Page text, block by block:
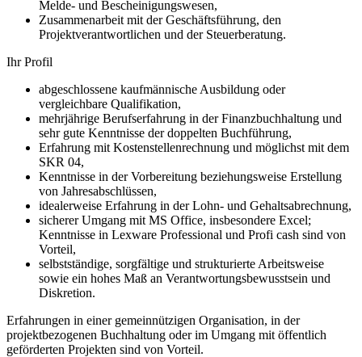
Melde- und Bescheinigungswesen,
Zusammenarbeit mit der Geschäftsführung, den
Projektverantwortlichen und der Steuerberatung.
Ihr Profil
abgeschlossene kaufmännische Ausbildung oder
vergleichbare Qualifikation,
mehrjährige Berufserfahrung in der Finanzbuchhaltung und
sehr gute Kenntnisse der doppelten Buchführung,
Erfahrung mit Kostenstellenrechnung und möglichst mit dem
SKR 04,
Kenntnisse in der Vorbereitung beziehungsweise Erstellung
von Jahresabschlüssen,
idealerweise Erfahrung in der Lohn- und Gehaltsabrechnung,
sicherer Umgang mit MS Office, insbesondere Excel;
Kenntnisse in Lexware Professional und Profi cash sind von
Vorteil,
selbstständige, sorgfältige und strukturierte Arbeitsweise
sowie ein hohes Maß an Verantwortungsbewusstsein und
Diskretion.
Erfahrungen in einer gemeinnützigen Organisation, in der
projektbezogenen Buchhaltung oder im Umgang mit öffentlich
geförderten Projekten sind von Vorteil.